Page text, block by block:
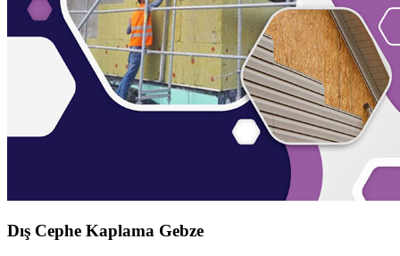
Dış Cephe Kaplama Gebze